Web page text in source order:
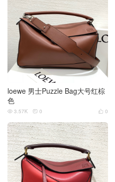
loewe 男士Puzzle Bag大号红棕
色
 0
 3.57K  0